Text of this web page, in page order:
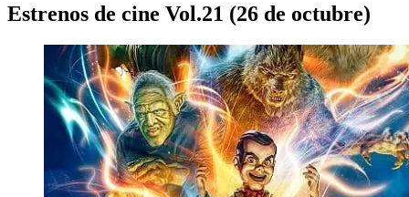
Estrenos de cine Vol.21 (26 de octubre)